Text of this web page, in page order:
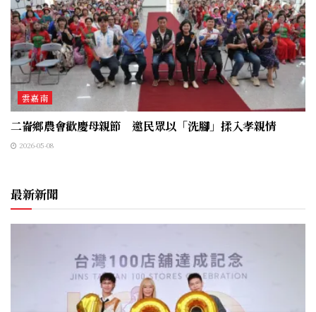
雲嘉南
二崙鄉農會歡慶母親節 邀民眾以「洗腳」揉入孝親情
2026-05-08
最新新聞